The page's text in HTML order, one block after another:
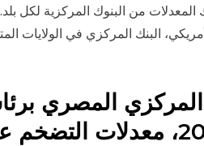
المعدلات من البنوك المركزية لكل
البنك المركزي في الولايات
يناير 2021، معدلات